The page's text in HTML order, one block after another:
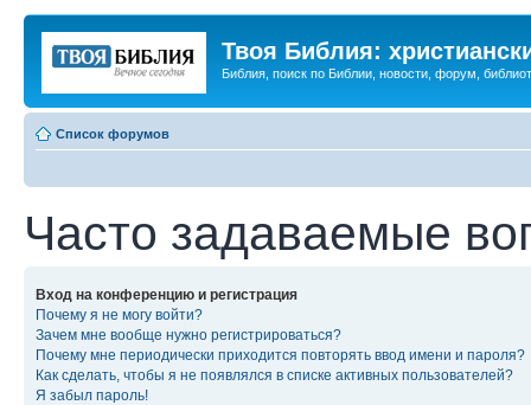
Твоя Библия:
Библия, поиск по Библии, новости, форум,
Список форумов
Часто задаваемые
Вход на конференцию и регистрация
Почему я не могу войти?
Зачем мне вообще нужно регистрироваться?
Почему мне периодически приходится повторять ввод имени и пароля?
Как сделать, чтобы я не появлялся в списке активных пользователей?
Я забыл пароль!